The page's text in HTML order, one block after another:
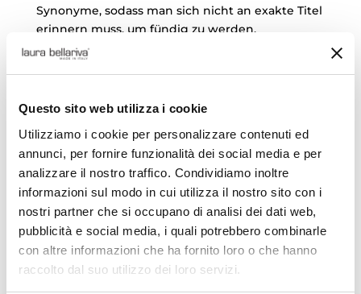
Questo sito web utilizza i cookie
Utilizziamo i cookie per personalizzare contenuti ed
annunci, per fornire funzionalità dei social media e per
analizzare il nostro traffico. Condividiamo inoltre
informazioni sul modo in cui utilizza il nostro sito con i
nostri partner che si occupano di analisi dei dati web,
pubblicità e social media, i quali potrebbero combinarle
con altre informazioni che ha fornito loro o che hanno
raccolto dal suo utilizzo dei loro servizi.
Synonyme, sodass man sich nicht an exakte Titel
erinnern muss, um fündig zu werden.
Gleichzeitig spielen personalisierte Vorschläge
hervorheben und so zu neuen Favoriten führen.
Eine ansprechende Suche ist schnell, relevant
und unaufdringlich. Sie liefert Ergebnisse in
Echtzeit, offeriert Filter direkt im Suchergebnis
und erlaubt es, durch kleine Gesten wie Hover-
Previews oder kurze Spielbeschreibungen den
Charakter eines Titels zu erfassen, ohne den
Fluss des Browsens zu unterbrechen. Für
Entwickler und Designer ist das Gleichgewicht